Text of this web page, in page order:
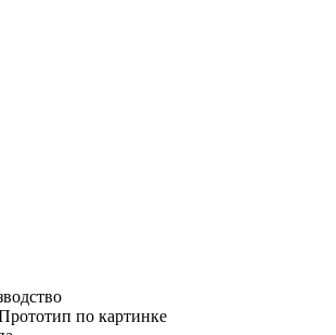
по картинке